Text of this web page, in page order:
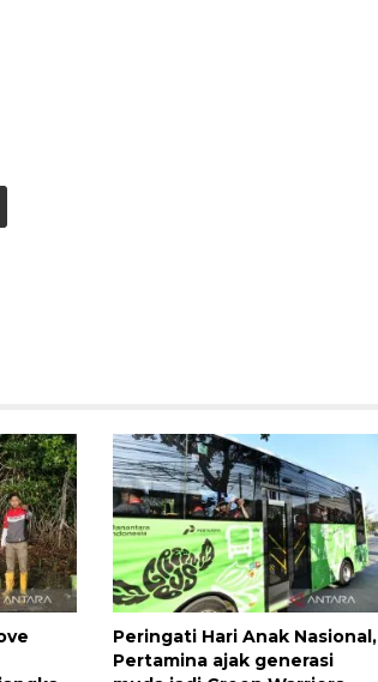
Peringati Hari Anak Nasional,
Pertamina ajak generasi